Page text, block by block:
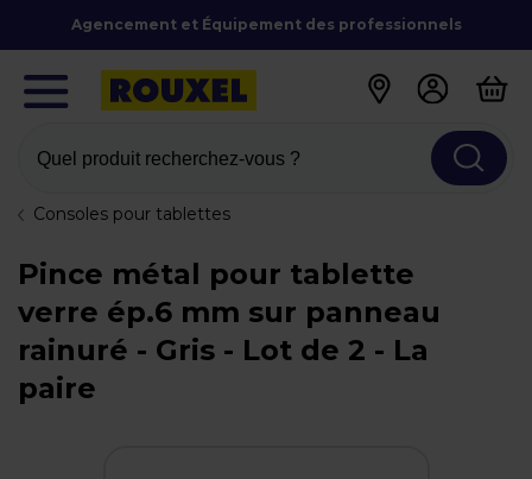
Agencement et Équipement des professionnels
Quel produit recherchez-vous ?
Consoles pour tablettes
Pince métal pour tablette
verre ép.6 mm sur panneau
rainuré - Gris - Lot de 2 - La
paire